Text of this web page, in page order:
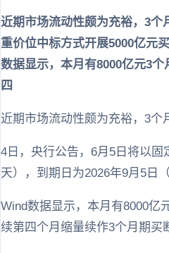
近期市场流动性颇为充裕，3个
重价位中标方式开展5000亿元
数据显示，本月有8000亿元3
四
近期市场流动性颇为充裕，3个
4日，央行公告，6月5日将以
天），到期日为2026年9月5日
Wind数据显示，本月有8000亿
续第四个月缩量续作3个月期买